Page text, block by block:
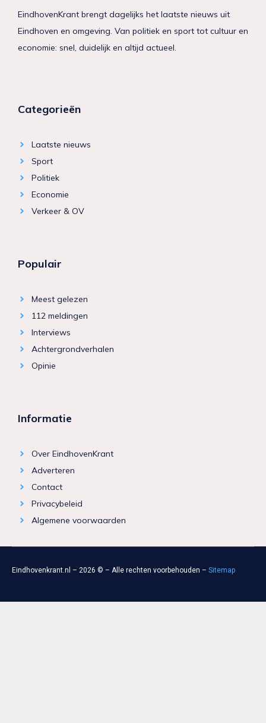
EindhovenKrant brengt dagelijks het laatste nieuws uit
Eindhoven en omgeving. Van politiek en sport tot cultuur en
economie: snel, duidelijk en altijd actueel.
Categorieën
Laatste nieuws
Sport
Politiek
Economie
Verkeer & OV
Populair
Meest gelezen
112 meldingen
Interviews
Achtergrondverhalen
Opinie
Informatie
Over EindhovenKrant
Adverteren
Contact
Privacybeleid
Algemene voorwaarden
Eindhovenkrant.nl – 2026 © – Alle rechten voorbehouden – Sitemap